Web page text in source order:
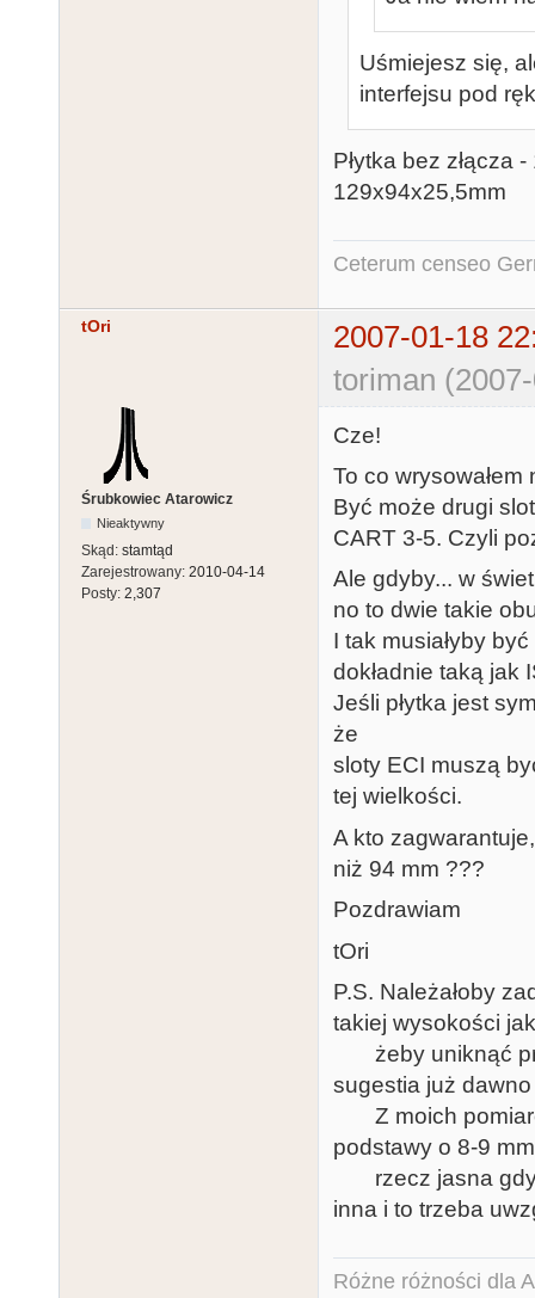
Uśmiejesz się,
interfejsu pod
Płytka bez złącza
129x94x25,5mm
Ceterum censeo
tOri
2007-01-18
toriman
Śrubkowiec Atarowicz
Nieaktywny
Skąd: stamtąd
Zarejestrowany: 2010-04-14
Posty: 2,307
Cze!
To co
Być może drugi
CART 3-5. Czyli
Ale gdyby... w
no to dwie takie
I tak musiałyby
dokładnie taką jak
Jeśli płytka jest
że
sloty ECI muszą
tej wielkości.
A kto
niż 94 mm ???
Pozdrawiam
tOri
P.S. Należałoby
takiej wysokości
żeby uniknąć
sugestia już dawno
Z moich
podstawy o 8-9 mm
rzecz jasna gdy
inna i to trzeba
Różne różności dla